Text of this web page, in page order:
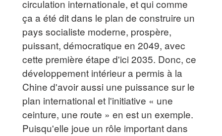
circulation internationale, et qui comme
ça a été dit dans le plan de construire un
pays socialiste moderne, prospère,
puissant, démocratique en 2049, avec
cette première étape d'ici 2035. Donc, ce
développement intérieur a permis à la
Chine d'avoir aussi une puissance sur le
plan international et l'initiative « une
ceinture, une route » en est un exemple.
Puisqu'elle joue un rôle important dans